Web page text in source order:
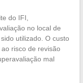
do IFI,
no local de
utilizado. O custo
risco de revisão
mal